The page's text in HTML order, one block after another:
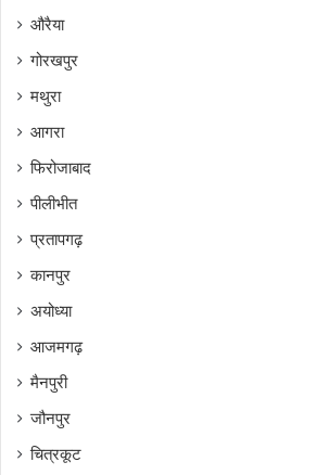
औरैया
गोरखपुर
मथुरा
आगरा
फिरोजाबाद
पीलीभीत
प्रतापगढ़
कानपुर
अयोध्या
आजमगढ़
मैनपुरी
जौनपुर
चित्रकूट